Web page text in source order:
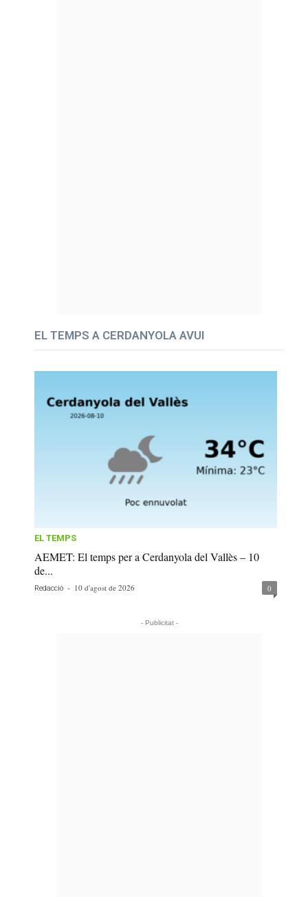
EL TEMPS A CERDANYOLA AVUI
EL TEMPS
AEMET: El temps per a Cerdanyola del Vallès – 10
de...
Redacció - 10 d'agost de 2026 0
- Publicitat -